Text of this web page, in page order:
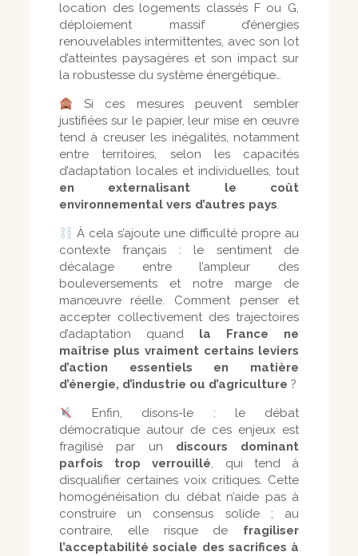
location des logements classés F ou G,
déploiement massif d’énergies
renouvelables intermittentes, avec son lot
d’atteintes paysagères et son impact sur
la robustesse du système énergétique…
Si ces mesures peuvent sembler
justifiées sur le papier, leur mise en œuvre
tend à creuser les inégalités, notamment
entre territoires, selon les capacités
d’adaptation locales et individuelles, tout
en externalisant le coût
environnemental vers d’autres pays.
À cela s’ajoute une difficulté propre au
contexte français : le sentiment de
décalage entre l’ampleur des
bouleversements et notre marge de
manœuvre réelle. Comment penser et
accepter collectivement des trajectoires
d’adaptation quand la France ne
maîtrise plus vraiment certains leviers
d’action essentiels en matière
d’énergie, d’industrie ou d’agriculture ?
Enfin, disons-le : le débat
démocratique autour de ces enjeux est
fragilisé par un discours dominant
parfois trop verrouillé, qui tend à
disqualifier certaines voix critiques. Cette
homogénéisation du débat n’aide pas à
construire un consensus solide ; au
contraire, elle risque de fragiliser
l’acceptabilité sociale des sacrifices à